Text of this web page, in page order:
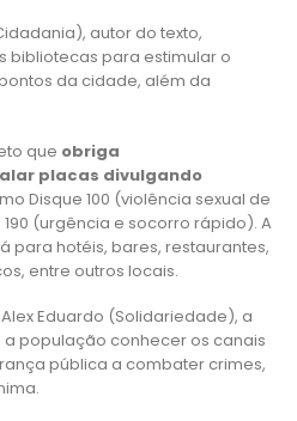
autor do texto,
bibliotecas para estimular o
da cidade, além da
que obriga
placas divulgando
Disque 100 (violência sexual de
(urgência e socorro rápido). A
para hotéis, bares, restaurantes,
entre outros locais.
Eduardo (Solidariedade), a
população conhecer os canais
pública a combater crimes,